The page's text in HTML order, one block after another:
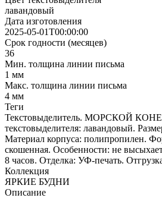
лавандовый
Дата изготовления
2025-05-01T00:00:00
Срок годности (месяцев)
36
Мин. толщина линии письма
1 мм
Макс. толщина линии письма
4 мм
Теги
Текстовыделитель. МОРСКОЙ
текстовыделителя: лавандовый.
Материал корпуса: полипропилен.
скошенная. Особенности: не
8 часов. Отделка: УФ-печать.
Коллекция
ЯРКИЕ БУДНИ
Описание